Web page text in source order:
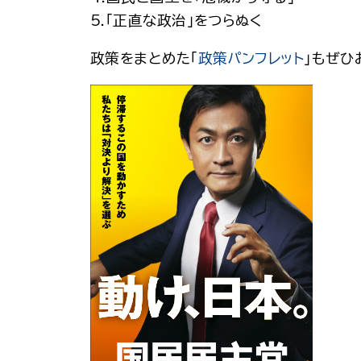
5.「正直な政治」をつらぬく
政策をまとめた「 政策パンフレット 」もぜ